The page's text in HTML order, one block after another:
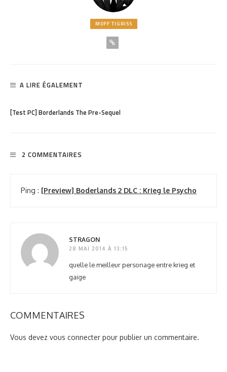
MOFF TIGRISS
A LIRE ÉGALEMENT
[Test PC] Borderlands The Pre-Sequel
2 COMMENTAIRES
Ping : [Preview] Boderlands 2 DLC : Krieg le Psycho
STRAGON
28 MAI 2014 À 13:15
quelle le meilleur personage entre krieg et
gaige
COMMENTAIRES
Vous devez vous connecter pour publier un commentaire.